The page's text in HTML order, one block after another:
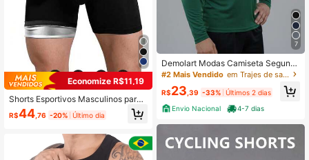
Economize R$11,19
Shorts Esportivos Masculinos para
Sauna ao Ar Livre, Shorts de Compr
essão Absorventes de Suor, Shorts
de Fitness (Peça um Tamanho Acim
R$44 ,76 -20% Último dia
7
Demolart Modas Camiseta Segund
a Pele Básica Masculina com Prote
ção Uv Blusa Lisa Manga Longa Pr
aia Academia Treino Ciclismo Fitne
#2 Mais Vendido em Trajes de sauna masculinos
R$23 ,39 -33% Últimos 2 dias
Envio Nacional
4-7 dias